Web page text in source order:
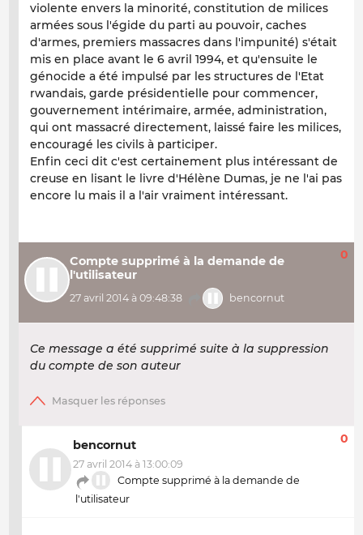
violente envers la minorité, constitution de milices
armées sous l'égide du parti au pouvoir, caches
d'armes, premiers massacres dans l'impunité) s'était
mis en place avant le 6 avril 1994, et qu'ensuite le
génocide a été impulsé par les structures de l'Etat
rwandais, garde présidentielle pour commencer,
gouvernement intérimaire, armée, administration,
qui ont massacré directement, laissé faire les milices,
encouragé les civils à participer.
Enfin ceci dit c'est certainement plus intéressant de
creuse en lisant le livre d'Hélène Dumas, je ne l'ai pas
encore lu mais il a l'air vraiment intéressant.
Compte supprimé à la demande de
l'utilisateur
27 avril 2014 à 09:48:38 bencornut
0
Ce message a été supprimé suite à la suppression
du compte de son auteur
bencornut
27 avril 2014 à 13:00:09
Compte supprimé à la demande de
l'utilisateur
0